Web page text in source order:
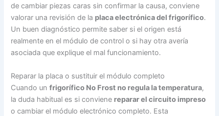
de cambiar piezas caras sin confirmar la causa, conviene
valorar una revisión de la placa electrónica del frigorífico.
Un buen diagnóstico permite saber si el origen está
realmente en el módulo de control o si hay otra avería
asociada que explique el mal funcionamiento.
Reparar la placa o sustituir el módulo completo
Cuando unfrigorífico No Frost no regula la temperatura,
la duda habitual es si conviene reparar el circuito impreso
o cambiar el módulo electrónico completo. Esta